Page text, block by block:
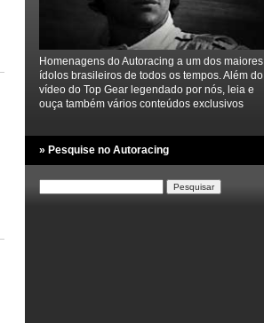
Homenagens do Autoracing a um dos maiores
ídolos brasileiros de todos os tempos. Além do
vídeo do Top Gear legendado por nós, leia e
ouça também vários conteúdos exclusivos
» Pesquise no Autoracing
por: